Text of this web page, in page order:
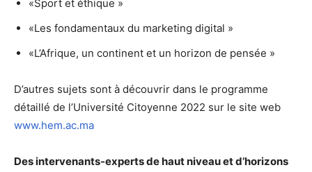
«Sport et éthique »
«Les fondamentaux du marketing digital »
«L’Afrique, un continent et un horizon de pensée »
D’autres sujets sont à découvrir dans le programme
détaillé de l’Université Citoyenne 2022 sur le site web
www.hem.ac.ma
Des intervenants-experts de haut niveau et d’horizons